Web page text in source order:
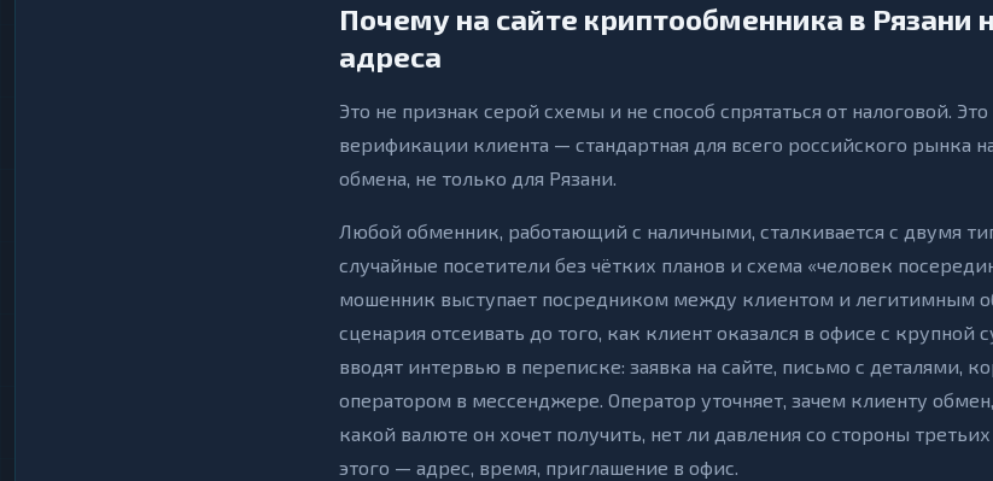
Почему на сайте криптообменника в Рязани
адреса
Это не признак серой схемы и не способ спрятаться от налоговой.
верификации клиента — стандартная для всего российского рынка
обмена, не только для Рязани.
Любой обменник, работающий с наличными, сталкивается с двумя
случайные посетители без чётких планов и схема «человек
мошенник выступает посредником между клиентом и легитимным
сценария отсеивать до того, как клиент оказался в офисе с
вводят интервью в переписке: заявка на сайте, письмо с деталями,
оператором в мессенджере. Оператор уточняет, зачем клиенту
какой валюте он хочет получить, нет ли давления со стороны
этого — адрес, время, приглашение в офис.